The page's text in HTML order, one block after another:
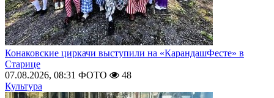
Конаковские циркачи выступили на «КарандашФесте» в
Старице
07.08.2026, 08:31 ФОТО
48
Культура